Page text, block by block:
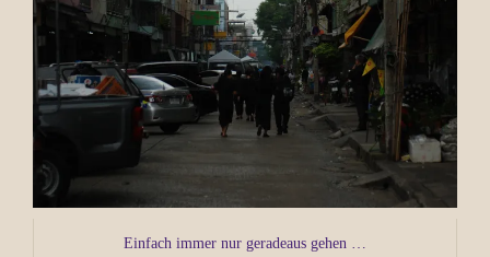
Einfach immer nur geradeaus gehen …